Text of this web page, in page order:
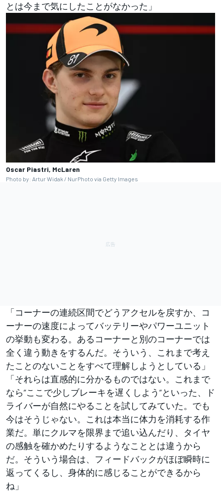
とは今まで気にしたことがなかった」
Oscar Piastri, McLaren
Photo by: Artur Widak / NurPhoto via Getty Images
「コーナーの連続区間でどうアクセルを戻すか、コ
ーナーの速度によってバッテリーやパワーユニット
の挙動も変わる。あるコーナーと別のコーナーでは
全く違う動きをするんだ。そういう、これまで考え
たことのないことをすべて理解しようとしている」
「それらは直感的に分かるものではない。これまで
なら”ここで少しブレーキを遅くしよう”といった、ド
ライバーが自然にやることを試してみていた。でも
今はそうじゃない。これは本当に体力を消耗する作
業だ。単にクルマを限界まで追い込んだり、タイヤ
の感触を確かめたりするようなこととは違うから
だ。そういう場合は、フィードバックがほぼ瞬時に
返ってくるし、身体的に感じることができるから
ね」